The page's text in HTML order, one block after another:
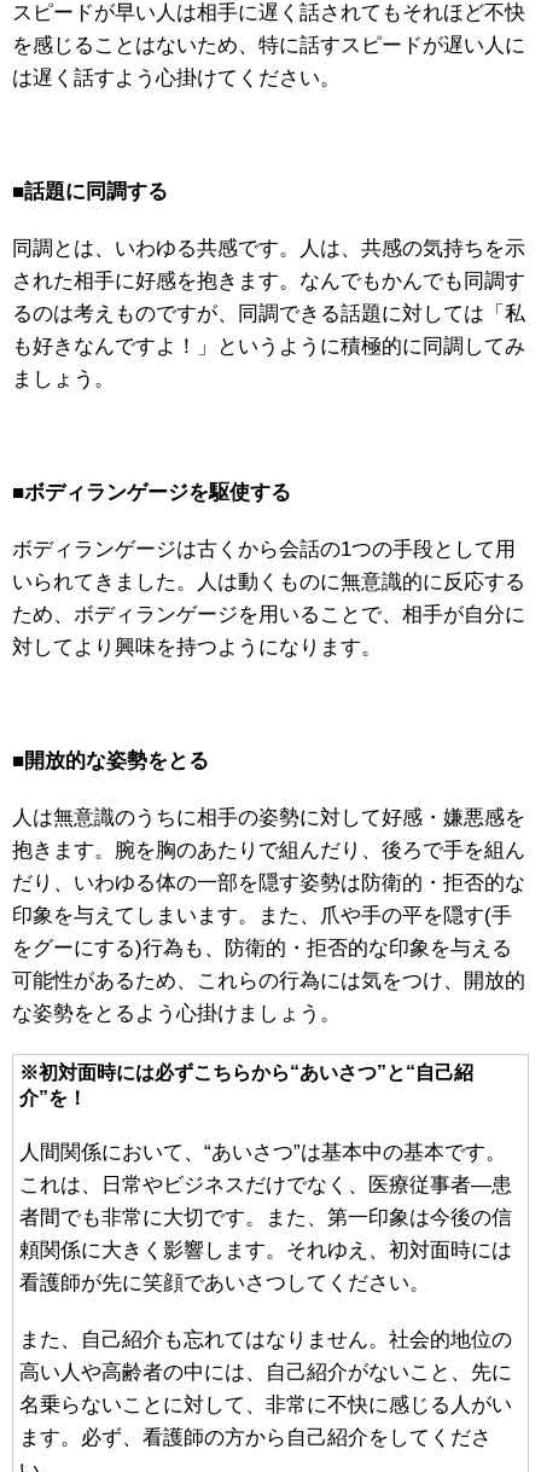
スピードが早い人は相手に遅く話されてもそれほど不快
を感じることはないため、特に話すスピードが遅い人に
は遅く話すよう心掛けてください。
■話題に同調する
同調とは、いわゆる共感です。人は、共感の気持ちを示
された相手に好感を抱きます。なんでもかんでも同調す
るのは考えものですが、同調できる話題に対しては「私
も好きなんですよ！」というように積極的に同調してみ
ましょう。
■ボディランゲージを駆使する
ボディランゲージは古くから会話の1つの手段として用
いられてきました。人は動くものに無意識的に反応する
ため、ボディランゲージを用いることで、相手が自分に
対してより興味を持つようになります。
■開放的な姿勢をとる
人は無意識のうちに相手の姿勢に対して好感・嫌悪感を
抱きます。腕を胸のあたりで組んだり、後ろで手を組ん
だり、いわゆる体の一部を隠す姿勢は防衛的・拒否的な
印象を与えてしまいます。また、爪や手の平を隠す(手
をグーにする)行為も、防衛的・拒否的な印象を与える
可能性があるため、これらの行為には気をつけ、開放的
な姿勢をとるよう心掛けましょう。
※初対面時には必ずこちらから“あいさつ”と“自己紹
介”を！
人間関係において、“あいさつ”は基本中の基本です。
これは、日常やビジネスだけでなく、医療従事者―患
者間でも非常に大切です。また、第一印象は今後の信
頼関係に大きく影響します。それゆえ、初対面時には
看護師が先に笑顔であいさつしてください。
また、自己紹介も忘れてはなりません。社会的地位の
高い人や高齢者の中には、自己紹介がないこと、先に
名乗らないことに対して、非常に不快に感じる人がい
ます。必ず、看護師の方から自己紹介をしてくださ